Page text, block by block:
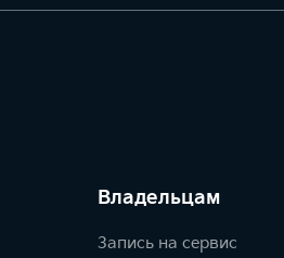
Владельцам
Запись на сервис